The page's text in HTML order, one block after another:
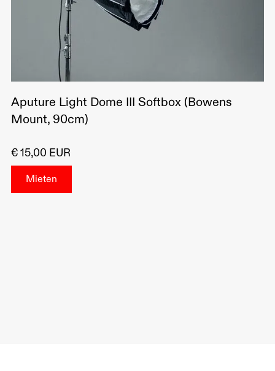
Aputure Light Dome III Softbox (Bowens
Mount, 90cm)
€ 15,00 EUR